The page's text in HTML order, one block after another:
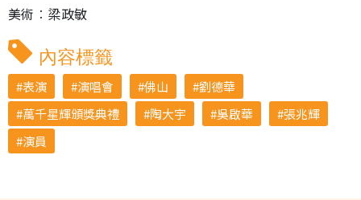
美術︰梁政敏
內容標籤
表演 演唱會 佛山
劉德華
萬千星輝頒獎典禮
陶大宇 吳啟華
張兆輝
演員